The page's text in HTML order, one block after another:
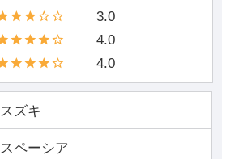
3.0
4.0
4.0
スズキ
スペーシア